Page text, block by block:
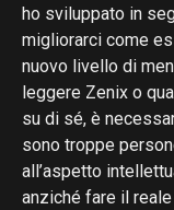
ho sviluppato in
migliorarci come
nuovo livello di
leggere Zenix o
su di sé, è
sono troppe
all’aspetto
anziché fare il